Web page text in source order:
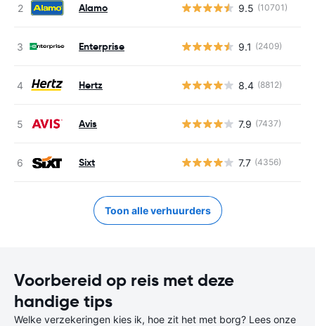
Alamo 9.5 (10701)
Enterprise 9.1 (2409)
Hertz 8.4 (8812)
Avis 7.9 (7437)
Sixt 7.7 (4356)
Toon alle verhuurders
Voorbereid op reis met deze
handige tips
Welke verzekeringen kies ik, hoe zit het met borg? Lees onze